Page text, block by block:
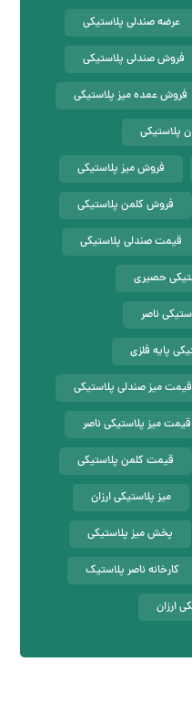
عرضه صندلی پلاستیکی
فروش صندلی پلاستیکی
فروش عمده میز پلاستیکی
پلاستیکی
فروش میز پلاستیکی
فروش کلمن پلاستیکی
قیمت صندلی پلاستیکی
حصیری
ناصر
پایه فلزی
قیمت میز صندلی پلاستیکی
قیمت میز پلاستیکی ناصر
قیمت کلمن پلاستیکی
میز پلاستیکی ارزان
پخش میز پلاستیکی
کارخانه ناصر پلاستیک
ارزان